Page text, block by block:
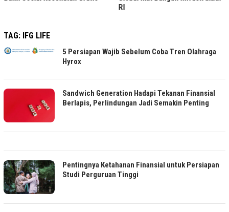
RI
TAG: IFG LIFE
5 Persiapan Wajib Sebelum Coba Tren Olahraga
Hyrox
Sandwich Generation Hadapi Tekanan Finansial
Berlapis, Perlindungan Jadi Semakin Penting
Pentingnya Ketahanan Finansial untuk Persiapan
Studi Perguruan Tinggi